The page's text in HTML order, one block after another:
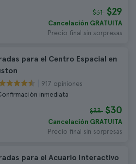
$31 $29
Cancelación GRATUITA
Precio final sin sorpresas
para el Centro Espacial en
917 opiniones
inmediata
$33 $30
Cancelación GRATUITA
Precio final sin sorpresas
para el Acuario Interactivo